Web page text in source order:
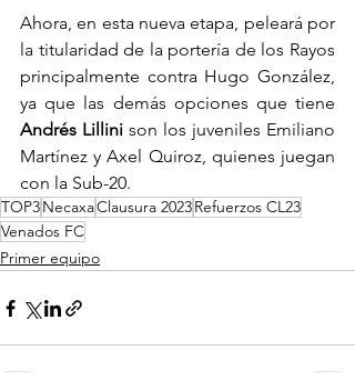
Ahora, en esta nueva etapa, peleará por
la titularidad de la portería de los Rayos
principalmente contra Hugo González,
Andrés Lillini son los juveniles Emiliano
Martínez y Axel Quiroz, quienes juegan
con la Sub-20.
TOP3NecaxaClausura 2023Refuerzos CL23
Venados FC
Primer equipo